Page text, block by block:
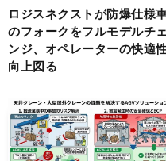
ロジスネクストが防爆仕様
のフォークをフルモデルチェ
ンジ、オペレーターの快適
向上図る